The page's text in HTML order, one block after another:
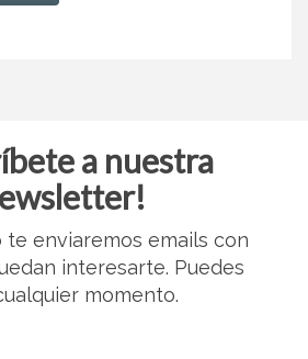
a nuestra
te enviaremos emails con
interesarte. Puedes
momento.